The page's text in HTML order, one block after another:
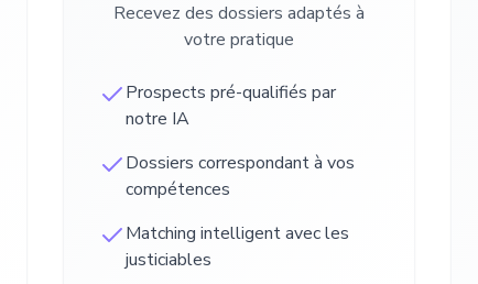
Recevez des dossiers adaptés à
votre pratique
Prospects pré-qualifiés par
notre IA
Dossiers correspondant à vos
compétences
Matching intelligent avec les
justiciables